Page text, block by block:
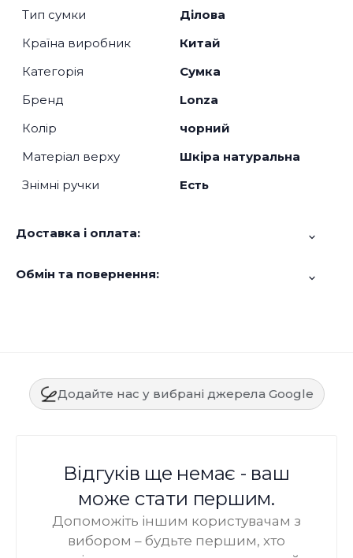
Тип сумки
Ділова
Країна виробник
Китай
Категорія
Сумка
Бренд
Lonza
Колір
чорний
Матеріал верху
Шкіра натуральна
Знімні ручки
Есть
Доставка і оплата:
Обмін та повернення:
Додайте нас у вибрані джерела Google
Відгуків ще немає - ваш
може стати першим.
Допоможіть іншим користувачам з
вибором – будьте першим, хто